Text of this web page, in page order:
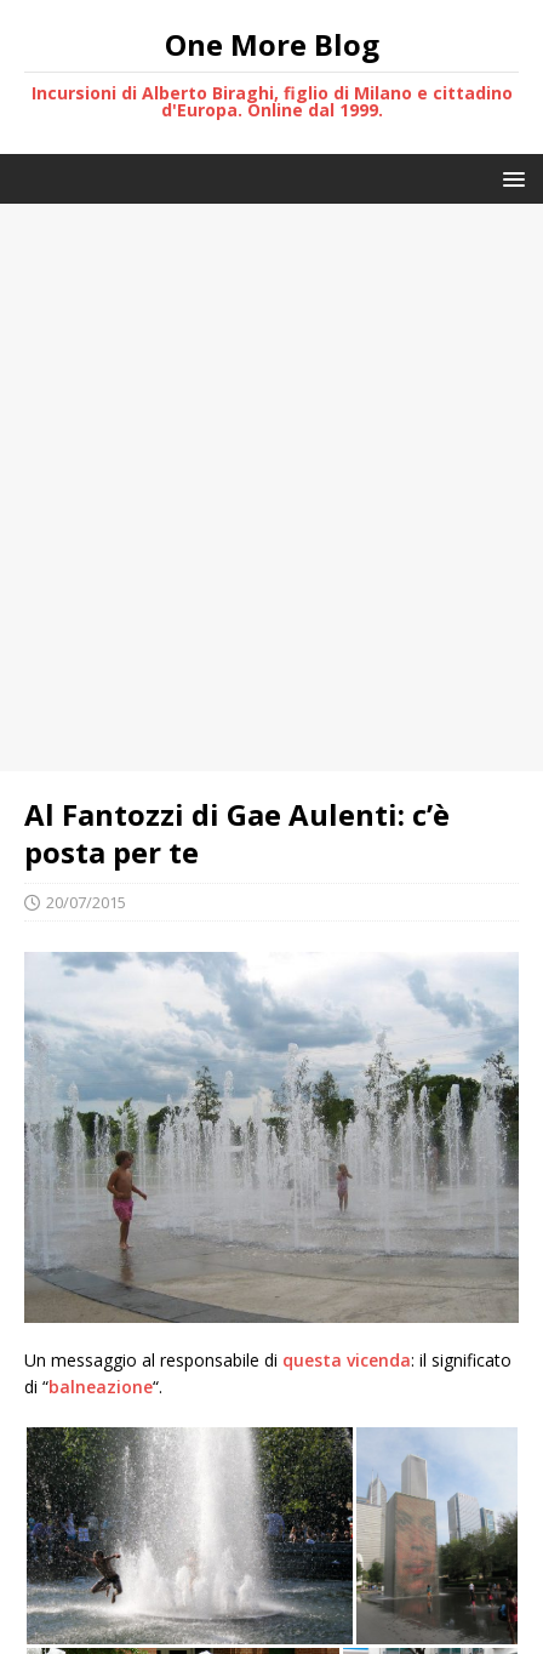
One More Blog
Incursioni di Alberto Biraghi, figlio di Milano e cittadino
d'Europa. Online dal 1999.
Al Fantozzi di Gae Aulenti: c’è
posta per te
20/07/2015
Un messaggio al responsabile di questa vicenda: il significato
di “balneazione“.